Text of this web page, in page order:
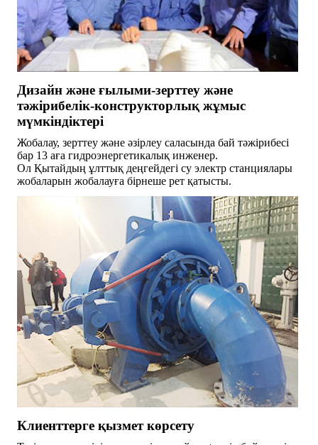
Дизайн және ғылыми-зерттеу және
тәжірибелік-конструкторлық жұмыс
мүмкіндіктері
Жобалау, зерттеу және әзірлеу саласында бай тәжірибесі
бар 13 аға гидроэнергетикалық инженер.
Ол Қытайдың ұлттық деңгейдегі су электр станциялары
жобаларын жобалауға бірнеше рет қатысты.
Клиенттерге қызмет көрсету